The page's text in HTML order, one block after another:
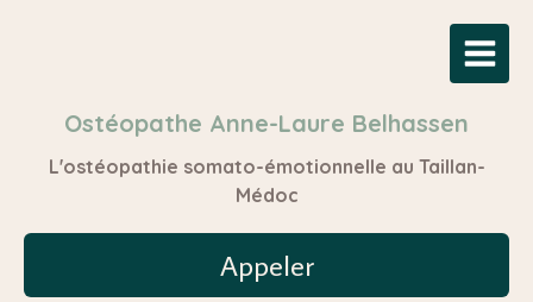
Ostéopathe Anne-Laure Belhassen
L'ostéopathie somato-émotionnelle au Taillan-
Médoc
Appeler